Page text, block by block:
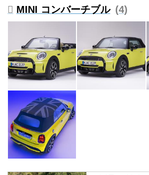
MINI コンバーチブル 4